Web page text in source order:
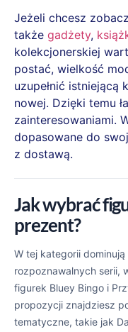
Jeżeli chcesz
także gadżety,
kolekcjonerskiej
postać, wielkość
uzupełnić
nowej. Dzięki temu
zainteresowaniami.
dopasowane do
z dostawą.
Jak wybrać
prezent?
W tej kategorii
rozpoznawalnych serii,
figurek Bluey Bingo i
propozycji znajdziesz
tematyczne, takie jak